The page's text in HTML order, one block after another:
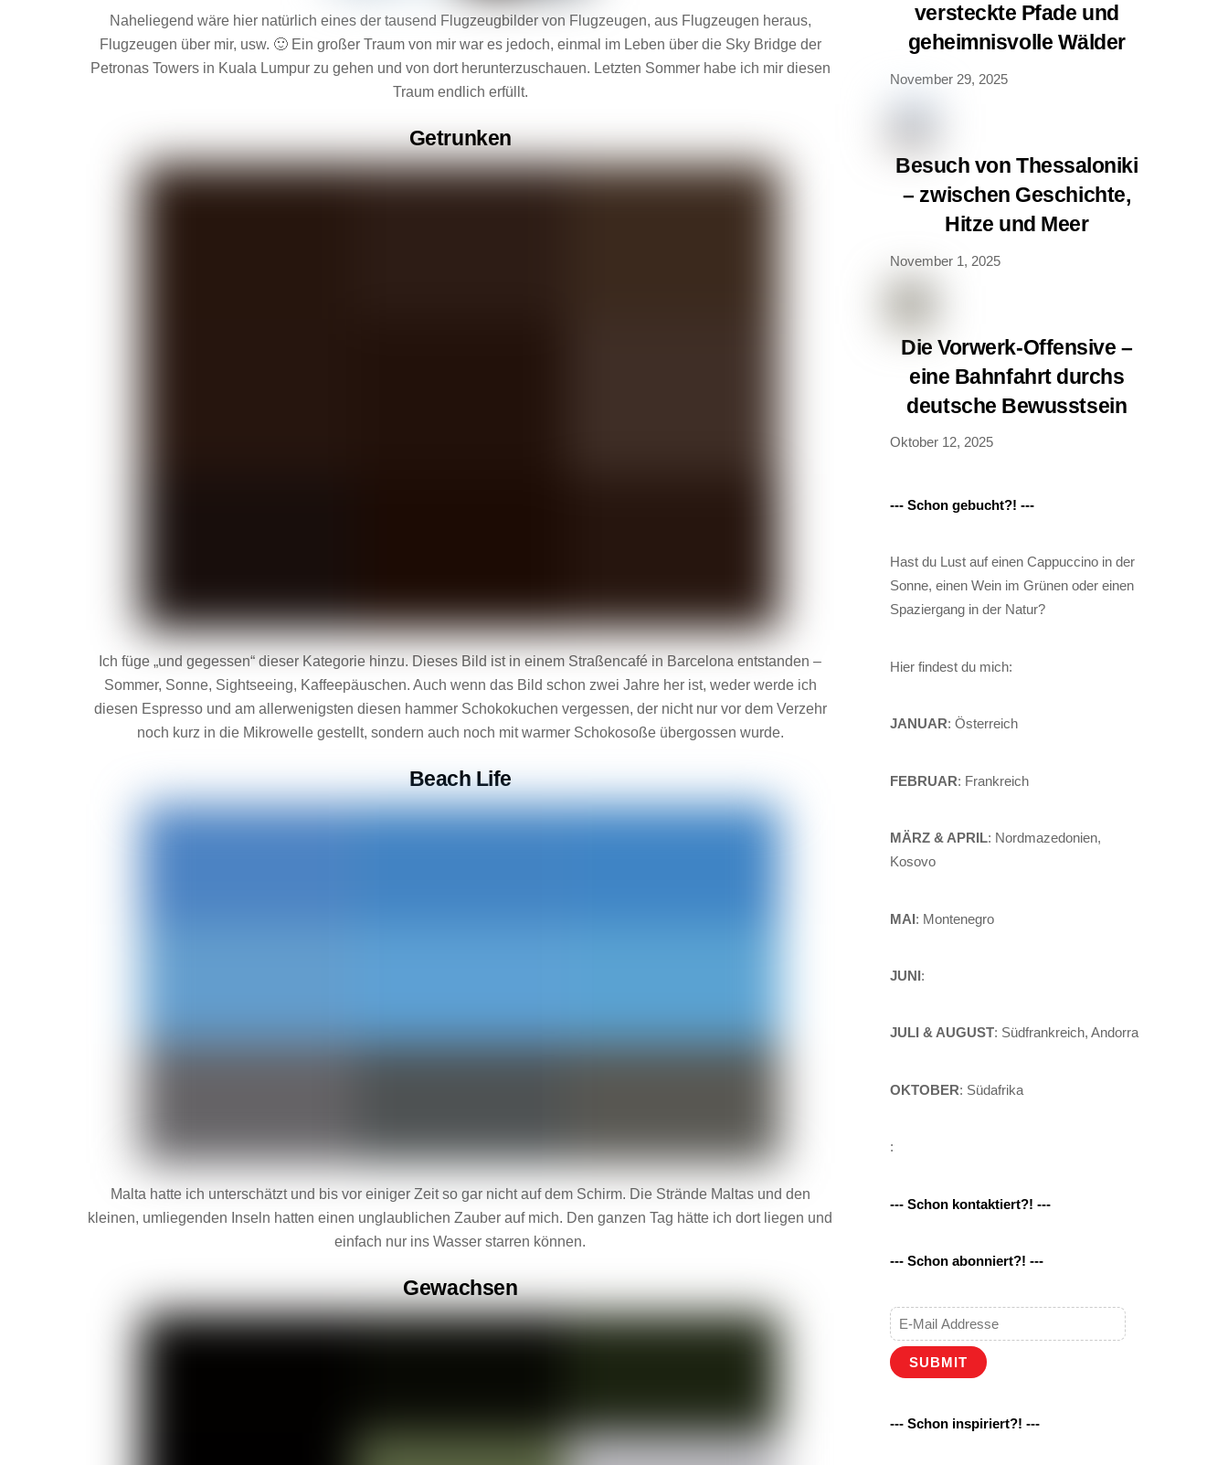
Naheliegend wäre hier natürlich eines der tausend Flugzeugbilder von Flugzeugen, aus Flugzeugen heraus,
Flugzeugen über mir, usw. 🙂 Ein großer Traum von mir war es jedoch, einmal im Leben über die Sky Bridge der
Petronas Towers in Kuala Lumpur zu gehen und von dort herunterzuschauen. Letzten Sommer habe ich mir diesen
Traum endlich erfüllt.
Getrunken
Ich füge „und gegessen“ dieser Kategorie hinzu. Dieses Bild ist in einem Straßencafé in Barcelona entstanden –
Sommer, Sonne, Sightseeing, Kaffeepäuschen. Auch wenn das Bild schon zwei Jahre her ist, weder werde ich
diesen Espresso und am allerwenigsten diesen hammer Schokokuchen vergessen, der nicht nur vor dem Verzehr
noch kurz in die Mikrowelle gestellt, sondern auch noch mit warmer Schokosoße übergossen wurde.
Beach Life
Malta hatte ich unterschätzt und bis vor einiger Zeit so gar nicht auf dem Schirm. Die Strände Maltas und den
kleinen, umliegenden Inseln hatten einen unglaublichen Zauber auf mich. Den ganzen Tag hätte ich dort liegen und
einfach nur ins Wasser starren können.
Gewachsen
versteckte Pfade und
geheimnisvolle Wälder
November 29, 2025
Besuch von Thessaloniki
– zwischen Geschichte,
Hitze und Meer
November 1, 2025
Die Vorwerk-Offensive –
eine Bahnfahrt durchs
deutsche Bewusstsein
Oktober 12, 2025
--- Schon gebucht?! ---
Hast du Lust auf einen Cappuccino in der
Sonne, einen Wein im Grünen oder einen
Spaziergang in der Natur?
Hier findest du mich:
JANUAR: Österreich
FEBRUAR: Frankreich
MÄRZ & APRIL: Nordmazedonien,
Kosovo
MAI: Montenegro
JUNI:
JULI & AUGUST: Südfrankreich, Andorra
OKTOBER: Südafrika
:
--- Schon kontaktiert?! ---
--- Schon abonniert?! ---
SUBMIT
--- Schon inspiriert?! ---